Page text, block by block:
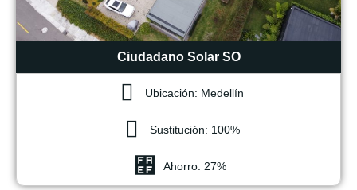
Ciudadano Solar SO
Ubicación: Medellín
Sustitución: 100%
Ahorro: 27%